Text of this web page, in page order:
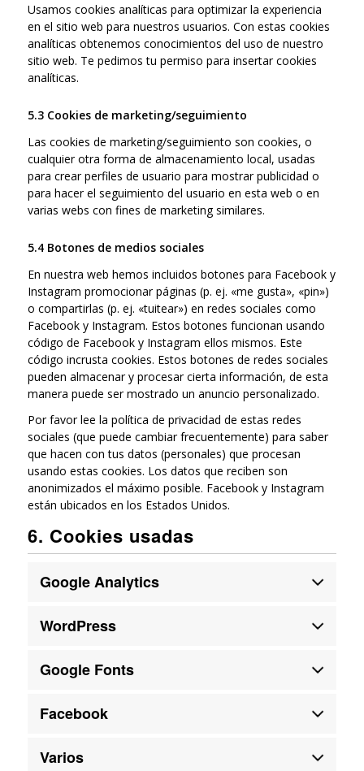
Usamos cookies analíticas para optimizar la experiencia
en el sitio web para nuestros usuarios. Con estas cookies
analíticas obtenemos conocimientos del uso de nuestro
sitio web. Te pedimos tu permiso para insertar cookies
analíticas.
5.3 Cookies de marketing/seguimiento
Las cookies de marketing/seguimiento son cookies, o
cualquier otra forma de almacenamiento local, usadas
para crear perfiles de usuario para mostrar publicidad o
para hacer el seguimiento del usuario en esta web o en
varias webs con fines de marketing similares.
5.4 Botones de medios sociales
En nuestra web hemos incluidos botones para Facebook y
Instagram promocionar páginas (p. ej. «me gusta», «pin»)
o compartirlas (p. ej. «tuitear») en redes sociales como
Facebook y Instagram. Estos botones funcionan usando
código de Facebook y Instagram ellos mismos. Este
código incrusta cookies. Estos botones de redes sociales
pueden almacenar y procesar cierta información, de esta
manera puede ser mostrado un anuncio personalizado.
Por favor lee la política de privacidad de estas redes
sociales (que puede cambiar frecuentemente) para saber
que hacen con tus datos (personales) que procesan
usando estas cookies. Los datos que reciben son
anonimizados el máximo posible. Facebook y Instagram
están ubicados en los Estados Unidos.
6. Cookies usadas
Google Analytics
WordPress
Google Fonts
Facebook
Varios